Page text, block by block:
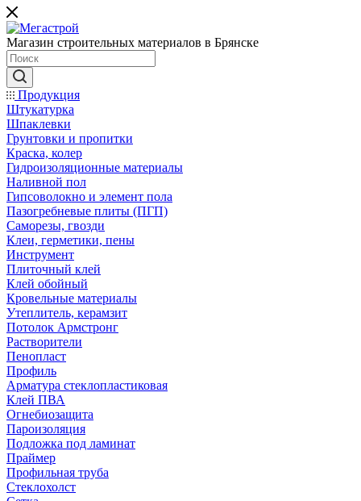
Магазин строительных материалов в Брянске
Продукция
Штукатурка
Шпаклевки
Грунтовки и пропитки
Краска, колер
Гидроизоляционные материалы
Наливной пол
Гипсоволокно и элемент пола
Пазогребневые плиты (ПГП)
Саморезы, гвозди
Клеи, герметики, пены
Инструмент
Плиточный клей
Клей обойный
Кровельные материалы
Утеплитель, керамзит
Потолок Армстронг
Растворители
Пенопласт
Профиль
Арматура стеклопластиковая
Клей ПВА
Огнебиозащита
Пароизоляция
Подложка под ламинат
Праймер
Профильная труба
Стеклохолст